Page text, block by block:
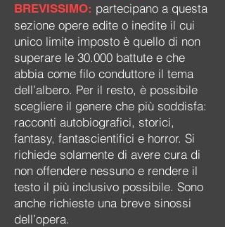
BREVISSIMO: partecipano a questa
sezione opere edite o inedite il cui
unico limite imposto è quello di non
superare le 30.000 battute e che
abbia come filo conduttore il tema
dell’albero. Per il resto, è possibile
scegliere il genere che più soddisfa:
racconti autobiografici, storici,
fantasy, fantascientifici e horror. Si
richiede solamente di avere cura di
non offendere nessuno e rendere il
testo il più inclusivo possibile. Sono
anche richieste una breve sinossi
dell’opera.